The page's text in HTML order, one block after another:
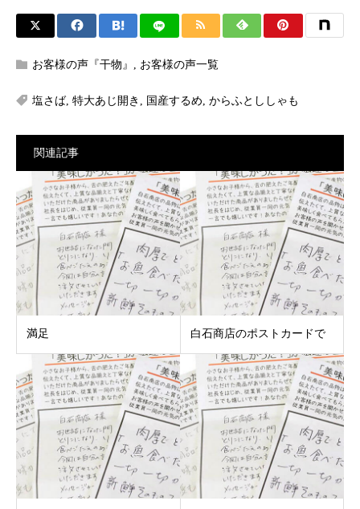
お客様の声『干物』 お客様の声一覧
塩さば, 特大あじ開き 国産するめ からふとししゃも
関連記事
満足 白石商店のポストカードで